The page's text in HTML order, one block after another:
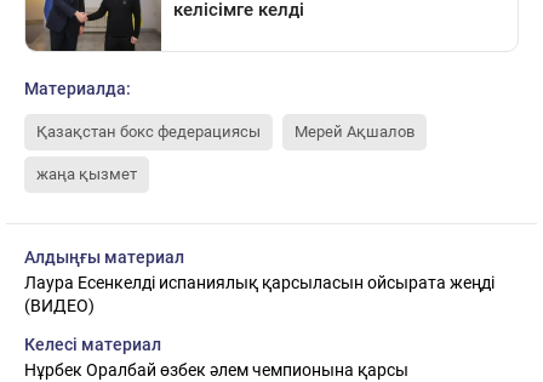
Материалда:
Қазақстан бокс федерациясы Мерей Ақшалов
жаңа қызмет
Алдыңғы материал
Лаура Есенкелді испаниялық қарсыласын ойсырата жеңді
(ВИДЕО)
Келесі материал
Нұрбек Оралбай өзбек әлем чемпионына қарсы